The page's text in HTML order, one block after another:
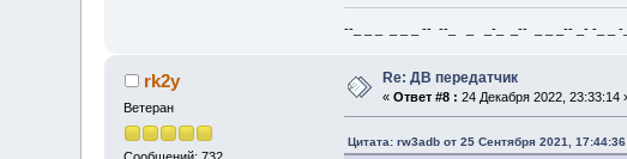
--_ _ _ _ _ _ -- --_ _ _-_ _-- _ _ _-- _- -_ _ -_
rk2y
Ветеран
Re: ДВ передатчик
«Ответ #8 : 24 Декабря 2022, 23:33:14
Цитата: rw3adb от 25 Сентября 2021, 17:44:36